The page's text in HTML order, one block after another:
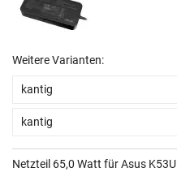
Weitere Varianten:
kantig
kantig
Netzteil 65,0 Watt für Asus K53U